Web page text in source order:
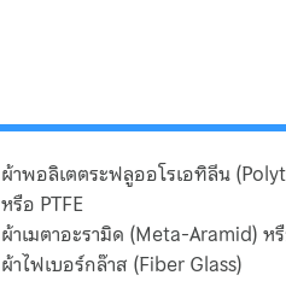
ผ้าพอลิเตตระฟลูออโรเอทิลีน
หรือ PTFE
ผ้าเมตาอะรามิด (Meta-Aramid) ห
ผ้าไฟเบอร์กล๊าส (Fiber Glass)